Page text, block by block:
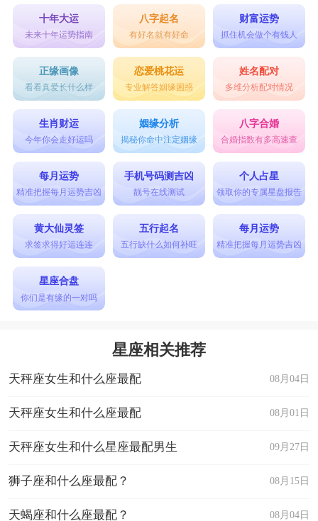
十年大运
未来十年运势指南
八字起名
有好名就有好命
财富运势
抓住机会做个有钱人
正缘画像
看看真爱长什么样
恋爱桃花运
专业解答姻缘困惑
姓名配对
多维分析配对情况
生肖财运
今年你会走好运吗
姻缘分析
揭秘你命中注定姻缘
八字合婚
合婚指数有多高速查
每月运势
精准把握每月运势吉凶
手机号码测吉凶
靓号在线测试
个人占星
领取你的专属星盘报告
黄大仙灵签
求签求得好运连连
五行起名
五行缺什么如何补旺
每月运势
精准把握每月运势吉凶
星座合盘
你们是有缘的一对吗
星座相关推荐
08月04日
天秤座女生和什么座最配
08月01日
天秤座女生和什么座最配
09月27日
天秤座女生和什么星座最配男生
08月15日
狮子座和什么座最配？
08月04日
天蝎座和什么座最配？